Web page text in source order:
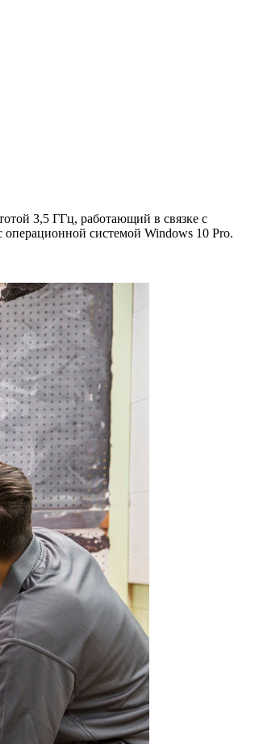
3,5 ГГц, работающий в связке с
системой Windows 10 Pro.